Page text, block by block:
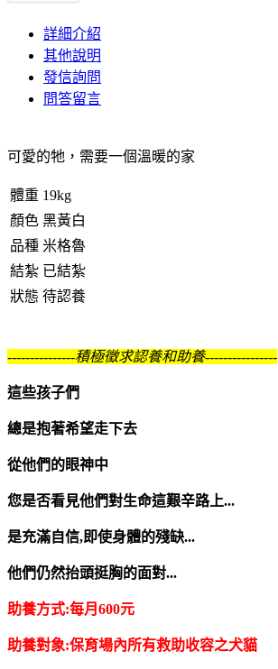
詳細介紹
其他說明
發信詢問
問答留言
可愛的牠，需要一個溫暖的家
體重 19kg
顏色 黑黃白
品種 米格魯
結紮 已結紮
狀態 待認養
---------------積極徵求認養和助養----------------
這些孩子們
總是抱著希望走下去
從他們的眼神中
您是否看見他們對生命這艱辛路上...
是充滿自信,即使身體的殘缺...
他們仍然抬頭挺胸的面對...
助養方式:每月600元
助養對象:保育場內所有救助收容之犬貓